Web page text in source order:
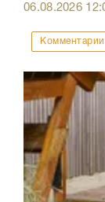
06.08.2026
Комментарии